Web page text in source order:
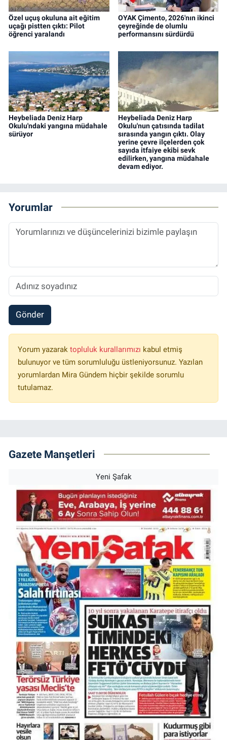
Özel uçuş okuluna ait eğitim
uçağı pistten çıktı: Pilot
öğrenci yaralandı
OYAK Çimento, 2026'nın ikinci
çeyreğinde de olumlu
performansını sürdürdü
Heybeliada Deniz Harp
Okulu'ndaki yangına müdahale
sürüyor
Heybeliada Deniz Harp
Okulu'nun çatısında tadilat
sırasında yangın çıktı. Olay
yerine çevre ilçelerden çok
sayıda itfaiye ekibi sevk
edilirken, yangına müdahale
devam ediyor.
Yorumlar
Gönder
Yorum yazarak topluluk kurallarımızı kabul etmiş
bulunuyor ve tüm sorumluluğu üstleniyorsunuz. Yazılan
yorumlardan Mira Gündem hiçbir şekilde sorumlu
tutulamaz.
Gazete Manşetleri
Yeni Şafak